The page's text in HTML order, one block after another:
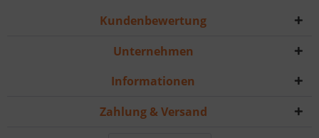
Kundenbewertung
Unternehmen
Informationen
Zahlung & Versand